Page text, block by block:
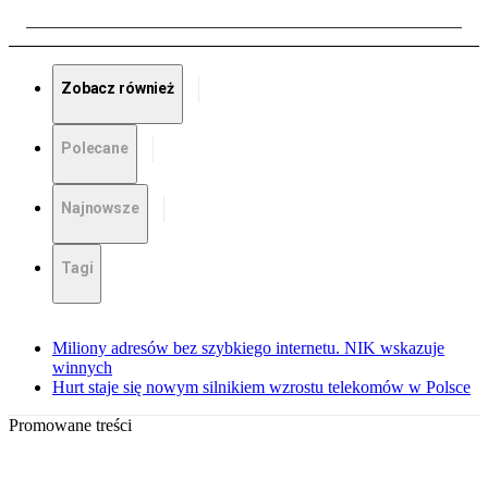
Zobacz również
Polecane
Najnowsze
Tagi
Miliony adresów bez szybkiego internetu. NIK wskazuje
winnych
Hurt staje się nowym silnikiem wzrostu telekomów w Polsce
Promowane treści